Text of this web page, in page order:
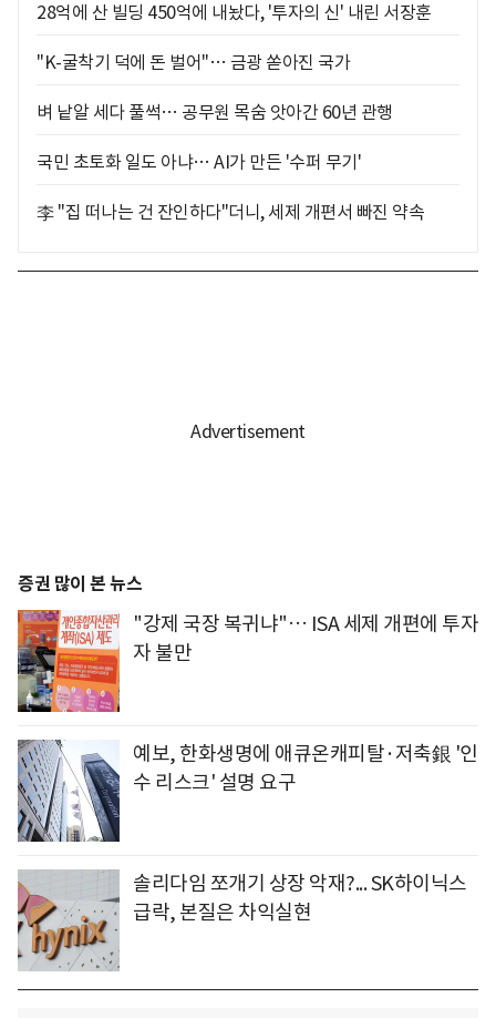
28억에 산 빌딩 450억에 내놨다, '투자의 신' 내린 서장훈
"K-굴착기 덕에 돈 벌어"… 금광 쏟아진 국가
벼 낱알 세다 풀썩… 공무원 목숨 앗아간 60년 관행
국민 초토화 일도 아냐… AI가 만든 '수퍼 무기'
李 "집 떠나는 건 잔인하다"더니, 세제 개편서 빠진 약속
증권 많이 본 뉴스
"강제 국장 복귀냐"… ISA 세제 개편에 투자
자 불만
예보, 한화생명에 애큐온캐피탈·저축銀 '인
수 리스크' 설명 요구
솔리다임 쪼개기 상장 악재?... SK하이닉스
급락, 본질은 차익실현